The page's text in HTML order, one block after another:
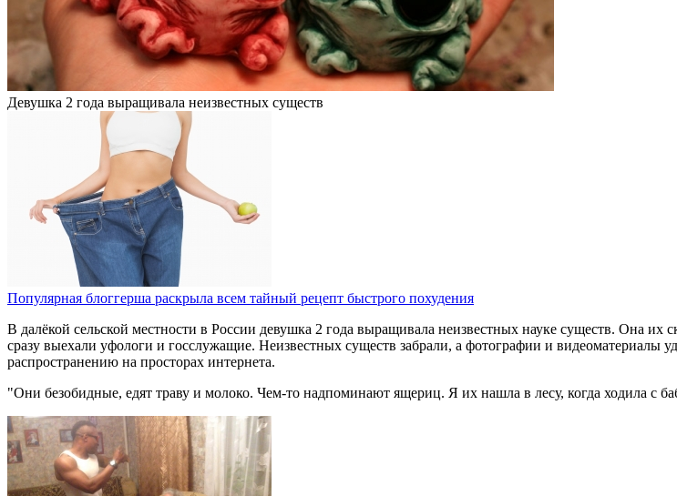
Девушка 2 года выращивала неизвестных существ
Популярная блоггерша раскрыла всем тайный рецепт быстрого похудения
В далёкой сельской местности в России девушка 2 года выращивала неизвестных науке существ. Она
сразу выехали уфологи и госслужащие. Неизвестных существ забрали, а фотографии и видеоматериалы
распространению на просторах интернета.
"Они безобидные, едят траву и молоко. Чем-то надпоминают ящериц. Я их нашла в лесу, когда ходила с